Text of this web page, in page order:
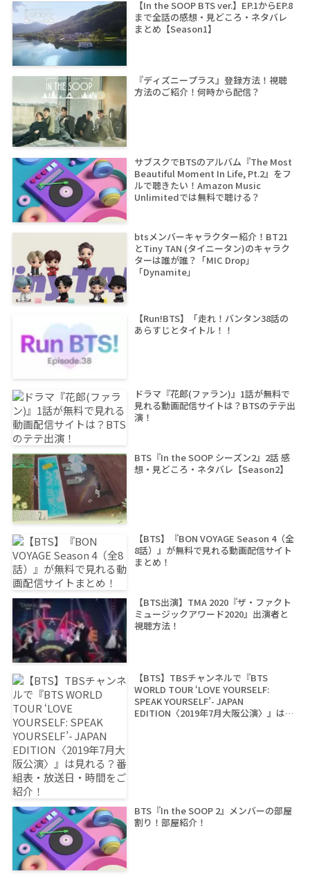
【In the SOOP BTS ver.】EP.1からEP.8
まで全話の感想・見どころ・ネタバレ
まとめ【Season1】
『ディズニープラス』登録方法！視聴
方法のご紹介！何時から配信？
サブスクでBTSのアルバム『The Most
Beautiful Moment In Life, Pt.2』をフ
ルで聴きたい！Amazon Music
Unlimitedでは無料で聴ける？
btsメンバーキャラクター紹介！BT21
とTiny TAN (タイニータン)のキャラク
ターは誰が誰？「MIC Drop」
「Dynamite」
【Run!BTS】「走れ！バンタン38話の
あらすじとタイトル！！
ドラマ『花郎(ファラン)』1話が無料で
見れる動画配信サイトは？BTSのテテ出
演！
BTS『In the SOOP シーズン2』2話 感
想・見どころ・ネタバレ【Season2】
【BTS】『BON VOYAGE Season 4（全
8話）』が無料で見れる動画配信サイト
まとめ！
【BTS出演】TMA 2020『ザ・ファクト
ミュージックアワード2020』出演者と
視聴方法！
【BTS】TBSチャンネルで『BTS
WORLD TOUR ‘LOVE YOURSELF:
SPEAK YOURSELF’- JAPAN
EDITION〈2019年7月大阪公演〉』は見
BTS『In the SOOP 2』メンバーの部屋
割り！部屋紹介！